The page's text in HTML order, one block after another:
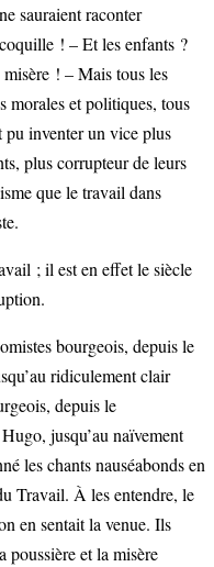
sauraient raconter
! – Et les enfants ?
! – Mais tous les
morales et politiques, tous
pu inventer un vice plus
plus corrupteur de leurs
que le travail dans
; il est en effet le siècle
bourgeois, depuis le
ridiculement clair
depuis le
jusqu’au naïvement
les chants nauséabonds en
Travail. À les entendre, le
en sentait la venue. Ils
poussière et la misère